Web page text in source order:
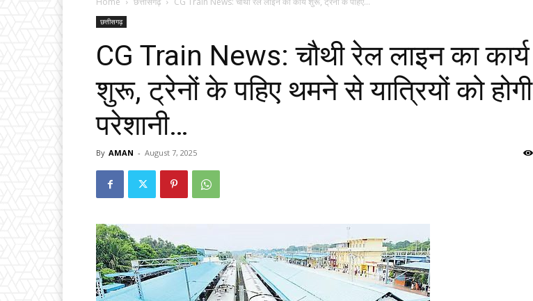
छत्तीसगढ़
CG Train News: चौथी रेल लाइन का कार्य
शुरू, ट्रेनों के पहिए थमने से यात्रियों को होगी
परेशानी…
By AMAN - August 7, 2025